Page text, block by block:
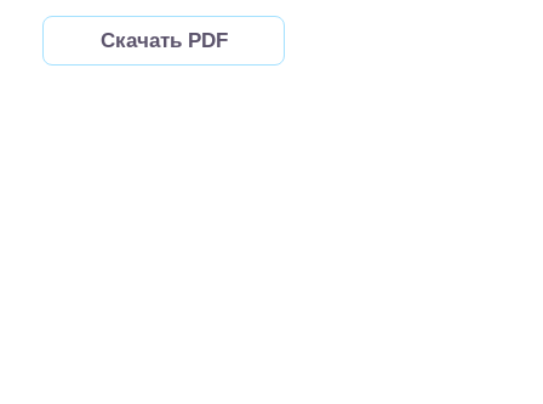
Скачать PDF